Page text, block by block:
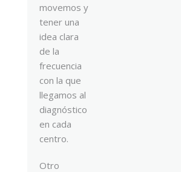
movemos y
tener una
idea clara
de la
frecuencia
con la que
llegamos al
diagnóstico
en cada
centro.
Otro